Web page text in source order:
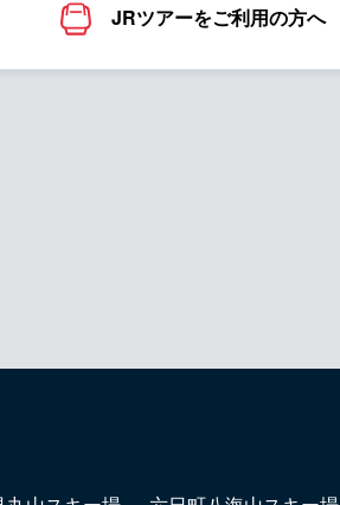
JRツアーをご利用の方へ